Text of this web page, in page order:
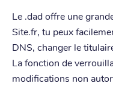
Le .dad offre une
Site.fr, tu peux
DNS, changer le
La fonction de
modifications non